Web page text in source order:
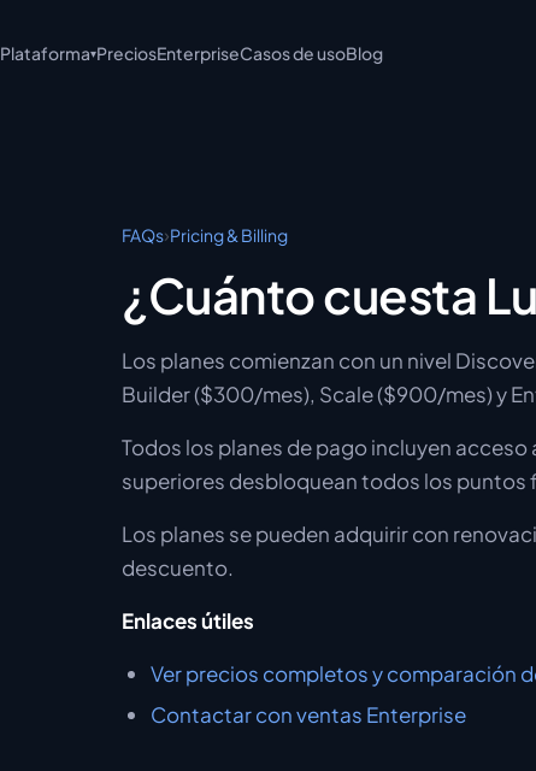
Plataforma▾
LunarCrush Discover
LunarCrush Collections
PreciosEnterpriseCasos de usoBlog
FAQs›Pricing & Billing
¿Cuánto cuesta
Los planes comienzan con un nivel
Builder ($300/mes), Scale ($900/mes) y
Todos los planes de pago incluyen acceso
superiores desbloquean todos los puntos
Los planes se pueden adquirir con
descuento.
Enlaces útiles
Ver precios completos y comparación
Contactar con ventas Enterprise